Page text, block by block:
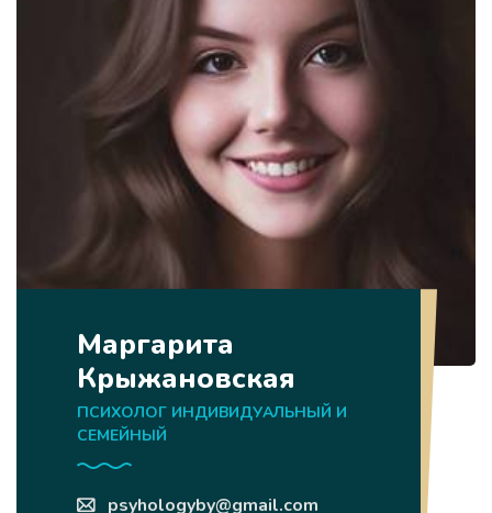
Маргарита
Крыжановская
ПСИХОЛОГ ИНДИВИДУАЛЬНЫЙ И
СЕМЕЙНЫЙ
psyhologyby@gmail.com